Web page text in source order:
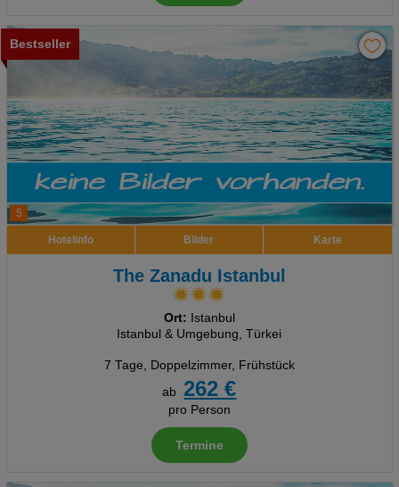
5
Bestseller
Hotelinfo Bilder Karte
The Zanadu Istanbul
Ort: Istanbul
Istanbul & Umgebung, Türkei
7 Tage, Doppelzimmer, Frühstück
ab
262 €
pro Person
Termine